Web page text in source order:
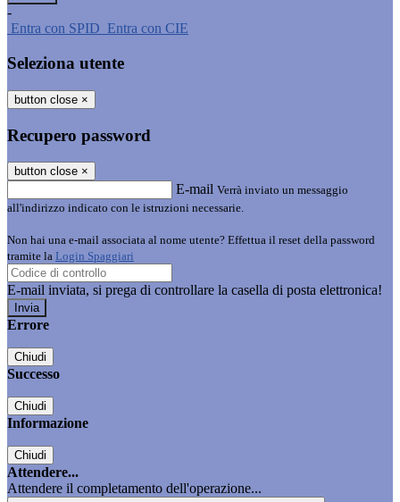
-
Entra con SPID Entra con CIE
Seleziona utente
button close ×
Recupero password
button close ×
E-mail Verrà inviato un messaggio
all'indirizzo indicato con le istruzioni necessarie.
Non hai una e-mail associata al nome utente? Effettua il reset della password
tramite la Login Spaggiari
E-mail inviata, si prega di controllare la casella di posta elettronica!
Errore
Chiudi
Successo
Chiudi
Informazione
Chiudi
Attendere...
Attendere il completamento dell'operazione...